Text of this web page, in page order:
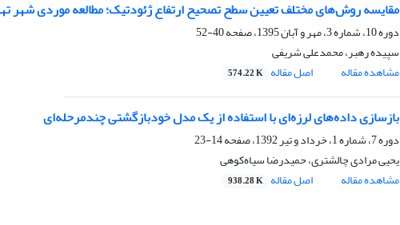
مقایسه روش‌های مختلف تعیین سطح تصحیح ارتفاع ژئودتیک؛ مطالعه موردی شهر
دوره 10، شماره 3، مهر و آبان 1395، صفحه
40-52
سپیده رهبر، محمدعلی شریفی
مشاهده مقاله
اصل مقاله 574.22 K
بازسازی داده‌های لرزه‌ای با استفاده از یک مدل خودبازگشتی چندمرحله‌ای
دوره 7، شماره 1، خرداد و تیر 1392، صفحه
14-23
یحیی مرادی چالشتری، حمیدرضا سیاه‌کوهی
مشاهده مقاله
اصل مقاله 938.28 K